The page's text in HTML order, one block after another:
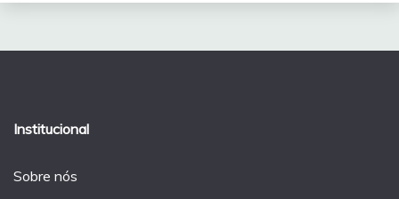
Institucional
Sobre nós